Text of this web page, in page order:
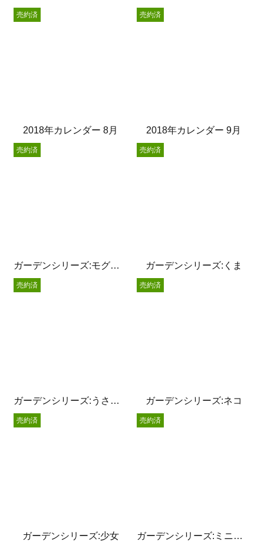
2018年カレンダー 8月
売約済
2018年カレンダー 9月
売約済
ガーデンシリーズ:モグラサン
売約済
ガーデンシリーズ:くま
売約済
ガーデンシリーズ:うさぎサン
売約済
ガーデンシリーズ:ネコ
売約済
ガーデンシリーズ:少女
売約済
ガーデンシリーズ:ミニうさぎ
売約済